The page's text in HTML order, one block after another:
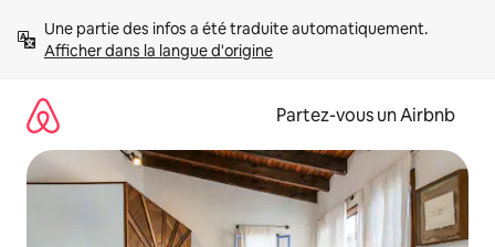
directement
Afficher dans la langue d'origine
Partez-vous un Airbnb